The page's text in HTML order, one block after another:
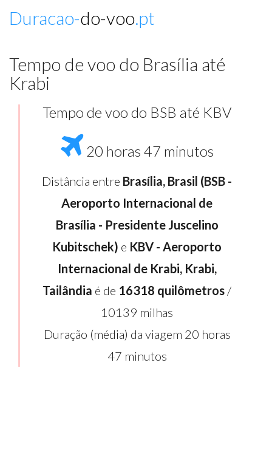
Duracao-do-voo.pt
Tempo de voo do Brasília até
Krabi
Tempo de voo do BSB até KBV
20 horas 47 minutos
Distância entre Brasília, Brasil (BSB -
Aeroporto Internacional de
Brasília - Presidente Juscelino
Kubitschek) e KBV - Aeroporto
Internacional de Krabi, Krabi,
Tailândia é de 16318 quilômetros /
10139 milhas
Duração (média) da viagem 20 horas
47 minutos